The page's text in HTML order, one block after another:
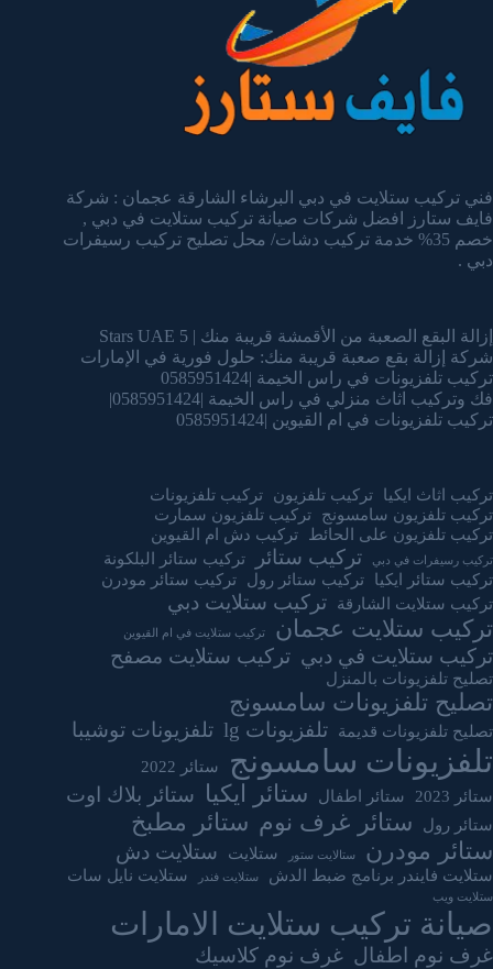
فني تركيب ستلايت في دبي البرشاء الشارقة عجمان : شركة
فايف ستارز افضل شركات صيانة تركيب ستلايت في دبي ,
خصم 35% خدمة تركيب دشات/ محل تصليح تركيب رسيفرات
دبي .
إزالة البقع الصعبة من الأقمشة قريبة منك | 5 Stars UAE
شركة إزالة بقع صعبة قريبة منك: حلول فورية في الإمارات
تركيب تلفزيونات في راس الخيمة |0585951424
فك وتركيب اثاث منزلي في راس الخيمة |0585951424|
تركيب تلفزيونات في ام القيوين |0585951424
تركيب اثاث ايكيا تركيب تلفزيون
تركيب تلفزيونات
تركيب تلفزيون سامسونج
تركيب تلفزيون سمارت
تركيب تلفزيون على الحائط
تركيب دش ام القيوين
تركيب رسيفرات في دبي تركيب ستائر
تركيب ستائر البلكونة
تركيب ستائر ايكيا
تركيب ستائر رول
تركيب ستائر مودرن
تركيب ستلايت الشارقة
تركيب ستلايت دبي
تركيب ستلايت عجمان تركيب ستلايت في ام القيوين
تركيب ستلايت في دبي تركيب ستلايت مصفح
تصليح تلفزيونات بالمنزل
تصليح تلفزيونات سامسونج
تصليح تلفزيونات قديمة تلفزيونات lg تلفزيونات توشيبا
تلفزيونات سامسونج
ستائر 2022
ستائر 2023
ستائر اطفال ستائر ايكيا ستائر بلاك اوت
ستائر رول ستائر غرف نوم ستائر مطبخ
ستائر مودرن
ستالايت ستور ستلايت ستلايت دش
ستلايت فايندر برنامج ضبط الدش ستلايت فندر ستلايت نايل سات
ستلايت ويب
صيانة تركيب ستلايت الامارات
غرف نوم اطفال غرف نوم كلاسيك